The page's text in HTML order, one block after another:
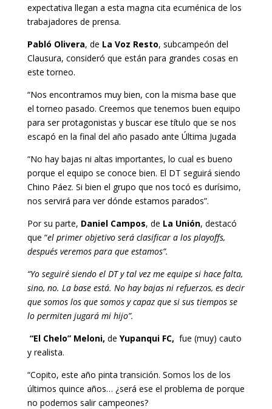
expectativa llegan a esta magna cita ecuménica de los
trabajadores de prensa.
Pabló Olivera, de La Voz Resto, subcampeón del
Clausura, consideró que están para grandes cosas en
este torneo.
“Nos encontramos muy bien, con la misma base que
el torneo pasado. Creemos que tenemos buen equipo
para ser protagonistas y buscar ese título que se nos
escapó en la final del año pasado ante Última Jugada
“No hay bajas ni altas importantes, lo cual es bueno
porque el equipo se conoce bien. El DT seguirá siendo
Chino Páez. Si bien el grupo que nos tocó es durísimo,
nos servirá para ver dónde estamos parados”.
Por su parte, Daniel Campos, de La Unión, destacó
que “el primer objetivo será clasificar a los playoffs,
después veremos para que estamos”.
“Yo seguiré siendo el DT y tal vez me equipe si hace falta,
sino, no. La base está. No hay bajas ni refuerzos, es decir
que somos los que somos y capaz que si sus tiempos se
lo permiten jugará mi hijo”.
“El Chelo” Meloni, de Yupanqui FC, fue (muy) cauto
y realista.
“Copito, este año pinta transición. Somos los de los
últimos quince años… ¿será ese el problema de porque
no podemos salir campeones?